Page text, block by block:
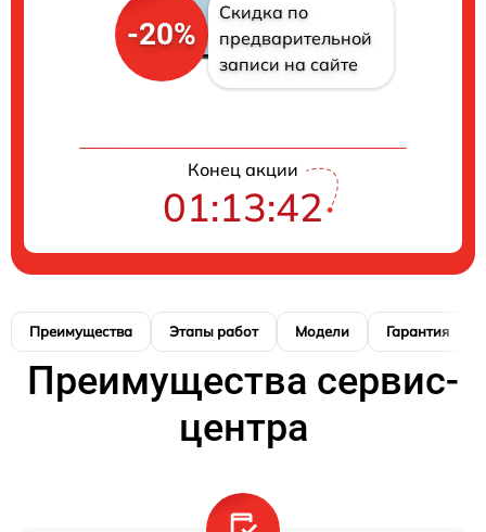
-20%
Скидка по
предварительной
записи на сайте
Конец акции
01:13:42
Преимущества Этапы работ Модели Гарантия
Преимущества сервис-
центра